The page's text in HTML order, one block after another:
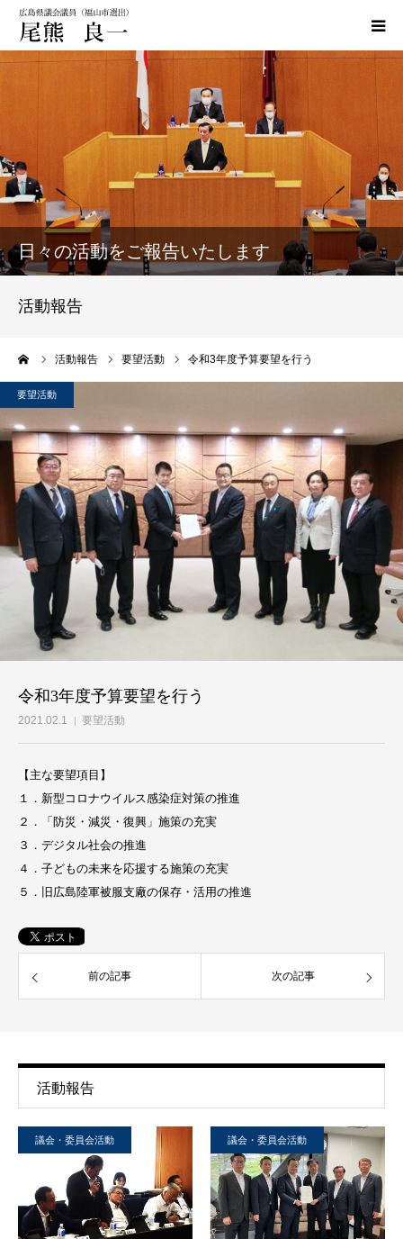
日々の活動をご報告いたします
活動報告
活動報告 要望活動 令和3年度予算要望を行う
要望活動
令和3年度予算要望を行う
2021.02.1 要望活動
【主な要望項目】
１．新型コロナウイルス感染症対策の推進
２．「防災・減災・復興」施策の充実
３．デジタル社会の推進
４．子どもの未来を応援する施策の充実
５．旧広島陸軍被服支廠の保存・活用の推進
前の記事 次の記事
活動報告
議会・委員会活動 議会・委員会活動
活動実績
活動報告